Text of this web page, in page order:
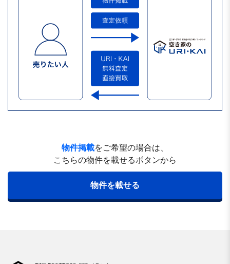
物件掲載をご希望の場合は、
こちらの物件を載せるボタンから
物件を載せる